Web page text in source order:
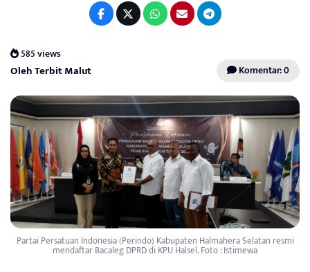
585 views
Oleh Terbit Malut Komentar: 0
Partai Persatuan Indonesia (Perindo) Kabupaten Halmahera Selatan resmi
mendaftar Bacaleg DPRD di KPU Halsel. Foto : Istimewa